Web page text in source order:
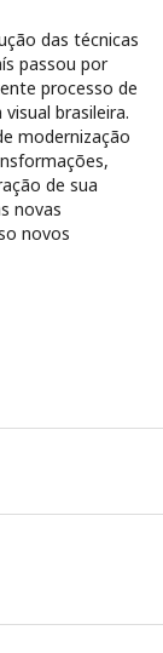
das técnicas
passou por
processo de
brasileira.
modernização
de sua
novas
novos